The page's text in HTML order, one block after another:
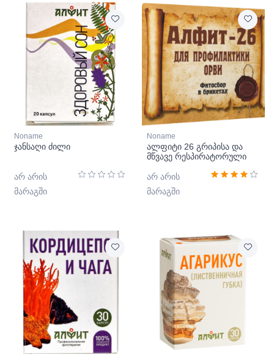
Noname
ჯანსაღი ძილი
არ არის
მარაგში
Noname
ალფიტი 26 გრიპისა და
მწვავე რესპირატორული
პრევენცია
არ არის
მარაგში